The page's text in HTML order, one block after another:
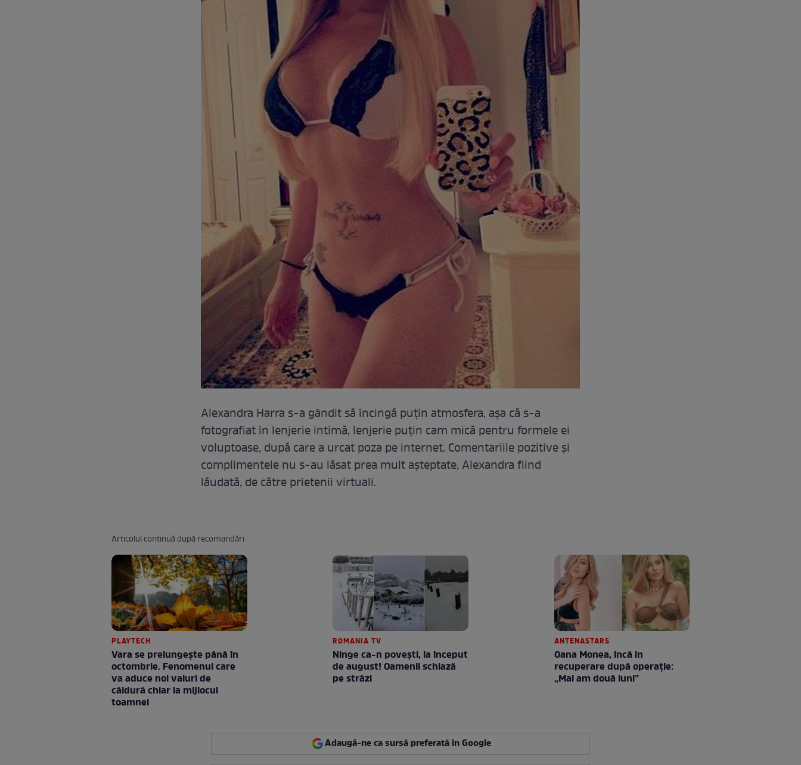
Alexandra Harra s-a gândit să încingă puţin atmosfera, aşa că s-a
fotografiat în lenjerie intimă, lenjerie puţin cam mică pentru formele ei
voluptoase, după care a urcat poza pe internet. Comentariile pozitive şi
complimentele nu s-au lăsat prea mult aşteptate, Alexandra fiind
lăudată, de către prietenii virtuali.
Articolul continuă după recomandări
PLAYTECH
Vara se prelungeşte până în
octombrie. Fenomenul care
va aduce noi valuri de
căldură chiar la mijlocul
toamnei
ROMANIA TV
Ninge ca-n povești, la început
de august! Oamenii schiază
pe străzi
ANTENASTARS
Oana Monea, încă în
recuperare după operație:
„Mai am două luni”
Adaugă-ne ca sursă preferată în Google